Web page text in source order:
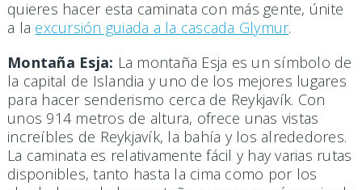
quieres hacer esta caminata con más gente, únite
a la excursión guiada a la cascada Glymur.
Montaña Esja: La montaña Esja es un símbolo de
la capital de Islandia y uno de los mejores lugares
para hacer senderismo cerca de Reykjavík. Con
unos 914 metros de altura, ofrece unas vistas
increíbles de Reykjavík, la bahía y los alrededores.
La caminata es relativamente fácil y hay varias rutas
disponibles, tanto hasta la cima como por los